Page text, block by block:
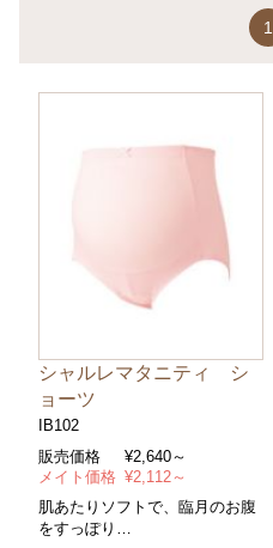
1
シャルレマタニティ シ
ョーツ
IB102
販売価格
¥2,640～
メイト価格 ¥2,112～
肌あたりソフトで、臨月のお腹
をすっぽり